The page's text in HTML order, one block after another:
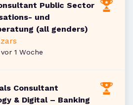
Public Sector
und
(all genders)
Veröffentlicht
vor 1 Woche
Consultant
& Digital – Banking